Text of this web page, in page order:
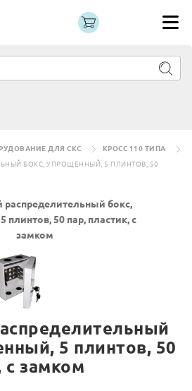
ДЛЯ СКС
КРОСС 110 ТИПА
БОКС, УПРОЩЕННЫЙ, 5 ПЛИНТОВ, 50
5 плинтов, 50
с замком